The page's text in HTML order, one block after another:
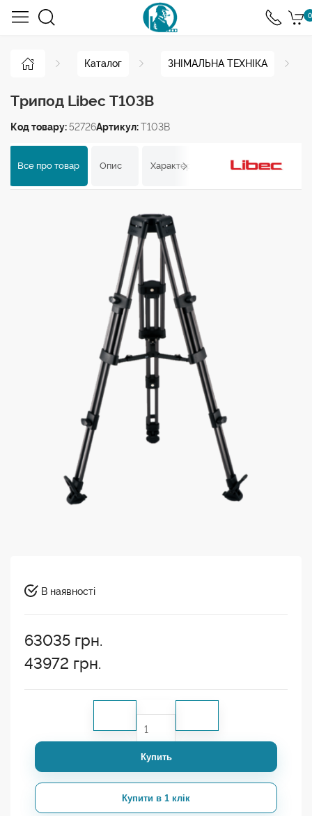
0
Каталог ЗНІМАЛЬНА ТЕХНІКА
Трипод Libec T103B
Код товару: 52726Артикул:T103B
Все про товар Опис Характеристики Відгуки
В наявності
63035 грн.
43972 грн.
Купить
Купити в 1 клік